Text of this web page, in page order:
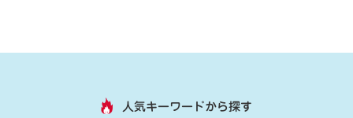
人気キーワードから探す